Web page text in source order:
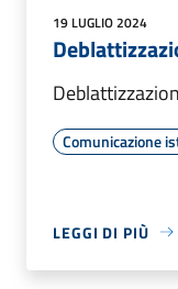
19 LUGLIO 2024
Comunicazione
LEGGI DI PIÙ